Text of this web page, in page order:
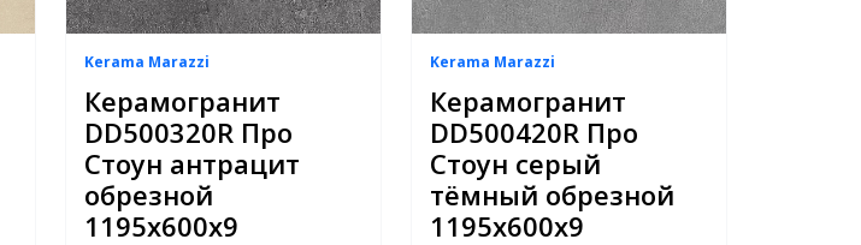
Kerama Marazzi
Керамогранит
DD500320R Про
Стоун антрацит
обрезной
1195х600х9
Kerama Marazzi
Керамогранит
DD500420R Про
Стоун серый
тёмный обрезной
1195х600х9